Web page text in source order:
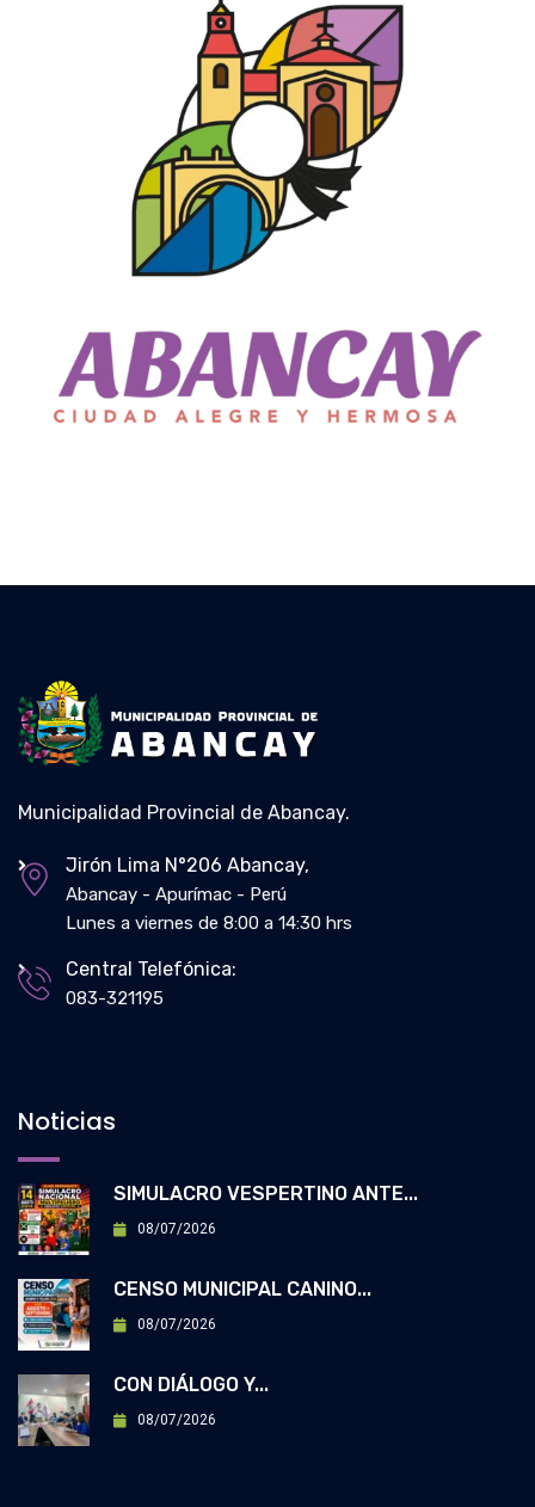
Municipalidad Provincial de Abancay.
Jirón Lima N°206 Abancay,
Abancay - Apurímac - Perú
Lunes a viernes de 8:00 a 14:30 hrs
Central Telefónica:
083-321195
Noticias
SIMULACRO VESPERTINO ANTE...
08/07/2026
CENSO MUNICIPAL CANINO...
08/07/2026
CON DIÁLOGO Y...
08/07/2026